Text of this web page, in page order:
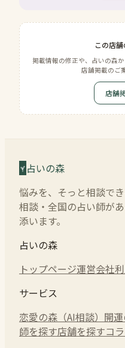
この店
掲載情報の修正や、占いの森
店舗掲載のご
店舗
占いの森
悩みを、そっと相談で
相談・全国の占い師が
添います。
占いの森
トップページ運営会社
サービス
恋愛の森（AI相談） 開
師を探す店舗を探すコ